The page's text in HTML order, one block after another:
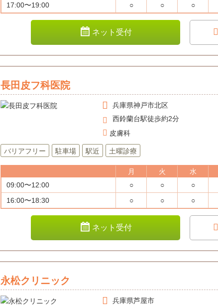
17:00〜19:00
○ ○ ○
ネット受付
長田皮フ科医院
兵庫県神戸市北区
西鈴蘭台駅徒歩約2分
皮膚科
バリアフリー 駐車場 駅近 土曜診療
月 火 水
09:00〜12:00
○ ○ ○
16:00〜18:30
○ ○ ○
ネット受付
永松クリニック
兵庫県芦屋市